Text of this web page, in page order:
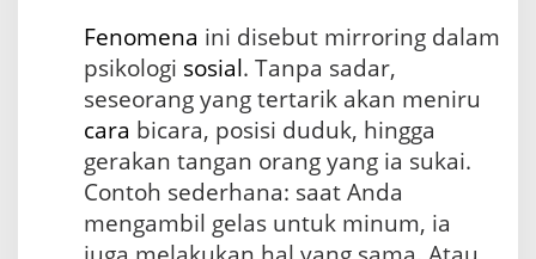
Fenomena ini disebut mirroring dalam
psikologi sosial. Tanpa sadar,
cara bicara, posisi duduk, hingga
gerakan tangan orang yang ia sukai.
Contoh sederhana: saat Anda
mengambil gelas untuk minum, ia